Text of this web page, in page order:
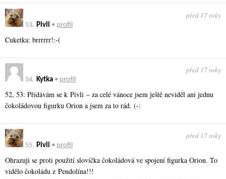
53. Pivli • profil
před 17 roky
Cuketka: brrrrrr!:-(
54. Kytka • profil
před 17 roky
52, 53: Přidávám se k Pivli – za celé vánoce jsem ještě neviděl ani jednu
čokoládovou figurku Orion a jsem za to rád. (-:
55. Pivli • profil
před 17 roky
Ohrazuji se proti použití slovíčka čokoládová ve spojení figurka Orion. To
vidělo čokoládu z Pendolína!!!